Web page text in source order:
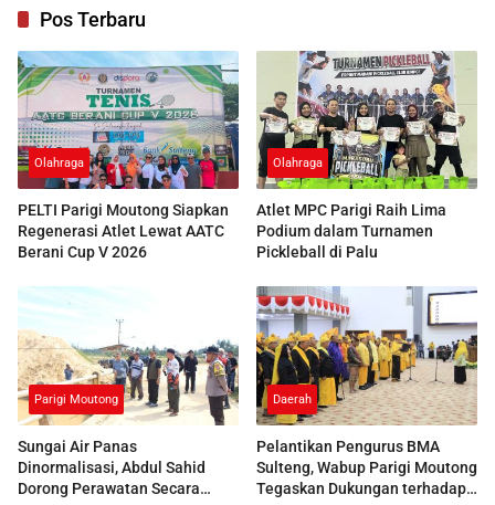
Pos Terbaru
Olahraga
PELTI Parigi Moutong Siapkan
Regenerasi Atlet Lewat AATC
Berani Cup V 2026
Olahraga
Atlet MPC Parigi Raih Lima
Podium dalam Turnamen
Pickleball di Palu
Parigi Moutong
Sungai Air Panas
Dinormalisasi, Abdul Sahid
Dorong Perawatan Secara
Daerah
Pelantikan Pengurus BMA
Sulteng, Wabup Parigi Moutong
Tegaskan Dukungan terhadap